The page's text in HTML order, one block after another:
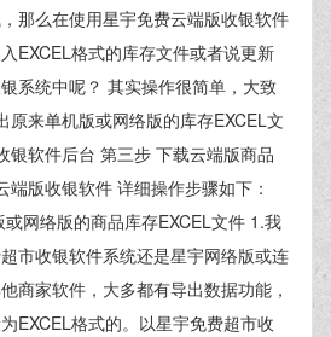
那么在使用星宇免费云端版收银软件
EXCEL格式的库存文件或者说更新
系统中呢？ 其实操作很简单，大致
原来单机版或网络版的库存EXCEL文
银软件后台 第三步 下载云端版商品
端版收银软件 详细操作步骤如下：
网络版的商品库存EXCEL文件 1.我
市收银软件系统还是星宇网络版或连
商家软件，大多都有导出数据功能，
EXCEL格式的。以星宇免费超市收